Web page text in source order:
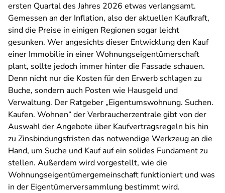
ersten Quartal des Jahres 2026 etwas verlangsamt.
Gemessen an der Inflation, also der aktuellen Kaufkraft,
sind die Preise in einigen Regionen sogar leicht
gesunken. Wer angesichts dieser Entwicklung den Kauf
einer Immobilie in einer Wohnungseigentümerschaft
plant, sollte jedoch immer hinter die Fassade schauen.
Denn nicht nur die Kosten für den Erwerb schlagen zu
Buche, sondern auch Posten wie Hausgeld und
Verwaltung. Der Ratgeber „Eigentumswohnung. Suchen.
Kaufen. Wohnen“ der Verbraucherzentrale gibt von der
Auswahl der Angebote über Kaufvertragsregeln bis hin
zu Zinsbindungsfristen das notwendige Werkzeug an die
Hand, um Suche und Kauf auf ein solides Fundament zu
stellen. Außerdem wird vorgestellt, wie die
Wohnungseigentümergemeinschaft funktioniert und was
in der Eigentümerversammlung bestimmt wird.